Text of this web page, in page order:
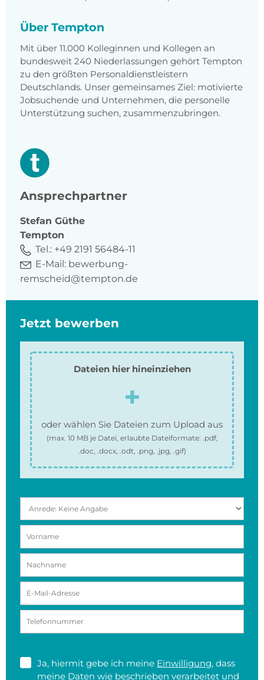
Über Tempton
Mit über 11.000 Kolleginnen und Kollegen an
bundesweit 240 Niederlassungen gehört Tempton
zu den größten Personaldienstleistern
Deutschlands. Unser gemeinsames Ziel: motivierte
Jobsuchende und Unternehmen, die personelle
Unterstützung suchen, zusammenzubringen.
Ansprechpartner
Stefan Güthe
Tempton
Tel.: +49 2191 56484-11
E-Mail: bewerbung-
remscheid@tempton.de
Jetzt bewerben
Dateien hier hineinziehen
oder wählen Sie Dateien zum Upload aus
(max. 10 MBje Datei, erlaubte Dateiformate: .pdf,
.doc, .docx, .odt, .png, .jpg, .gif)
Ja, hiermit gebe ich meine Einwilligung, dass
meine Daten wie beschrieben verarbeitet und